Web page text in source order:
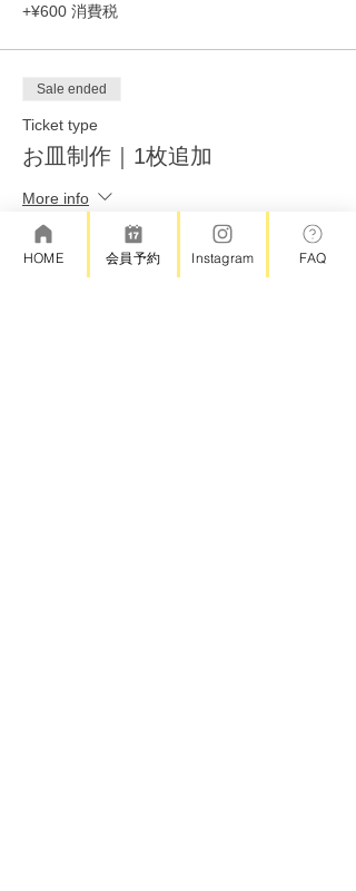
+¥600 消費税
Sale ended
Ticket type
お皿制作｜1枚追加
More info
Price
¥4,000
HOME 会員予約 Instagram FAQ